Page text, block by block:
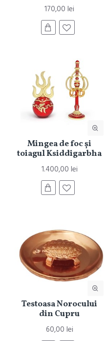
170,00 lei
Mingea de foc și
toiagul Ksiddigarbha
1.400,00 lei
Testoasa Norocului
din Cupru
60,00 lei